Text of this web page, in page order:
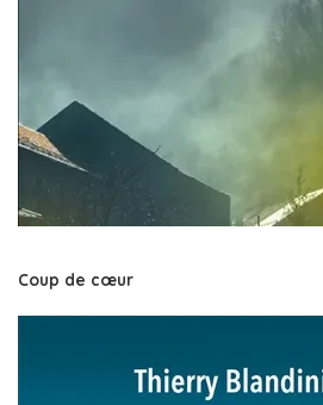
Coup de cœur